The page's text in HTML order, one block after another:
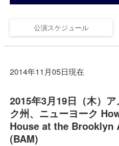
公演スケジュール
2014年11月05日現在
2015年3月19日（木）
ク州、ニューヨーク
House at the Brooklyn
(BAM)